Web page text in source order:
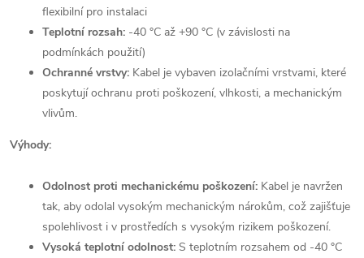
flexibilní pro instalaci
Teplotní rozsah: -40 °C až +90 °C (v závislosti na
podmínkách použití)
Ochranné vrstvy: Kabel je vybaven izolačními vrstvami, které
poskytují ochranu proti poškození, vlhkosti, a mechanickým
vlivům.
Výhody:
Odolnost proti mechanickému poškození: Kabel je navržen
tak, aby odolal vysokým mechanickým nárokům, což zajišťuje
spolehlivost i v prostředích s vysokým rizikem poškození.
Vysoká teplotní odolnost: S teplotním rozsahem od -40 °C